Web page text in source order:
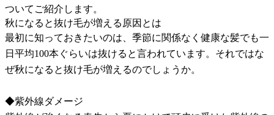
ついてご紹介します。
秋になると抜け毛が増える原因とは
最初に知っておきたいのは、季節に関係なく健康な髪でも一
日平均100本ぐらいは抜けると言われています。それではな
ぜ秋になると抜け毛が増えるのでしょうか。
◆紫外線ダメージ